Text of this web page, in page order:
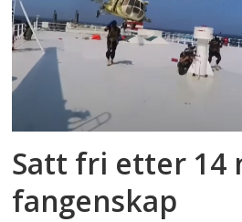
Satt fri etter 14
fangenskap